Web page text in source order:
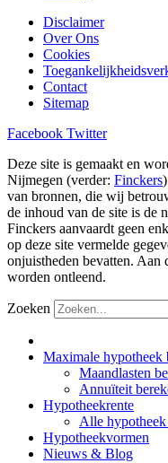
Disclaimer
Over Ons
Cookies
Contact
Sitemap
Facebook Twitter
Deze site is gemaakt en
Nijmegen (verder: Finckers
van bronnen, die wij
de inhoud van de site is de
Finckers aanvaardt geen
op deze site vermelde
onjuistheden bevatten. Aan
worden ontleend.
Zoeken
Maximale hypotheek
Maandlasten
Annuïteit
Hypotheekrente
Alle hypotheek
Hypotheekvormen
Nieuws & Blog